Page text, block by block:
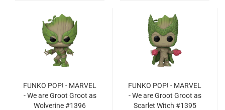
FUNKO POP! - MAR­VEL
- We are Groot Groot as
Wol­veri­ne #1396
FUNKO POP! - MAR­VEL
- We are Groot Groot as
Scar­let Witch #1395